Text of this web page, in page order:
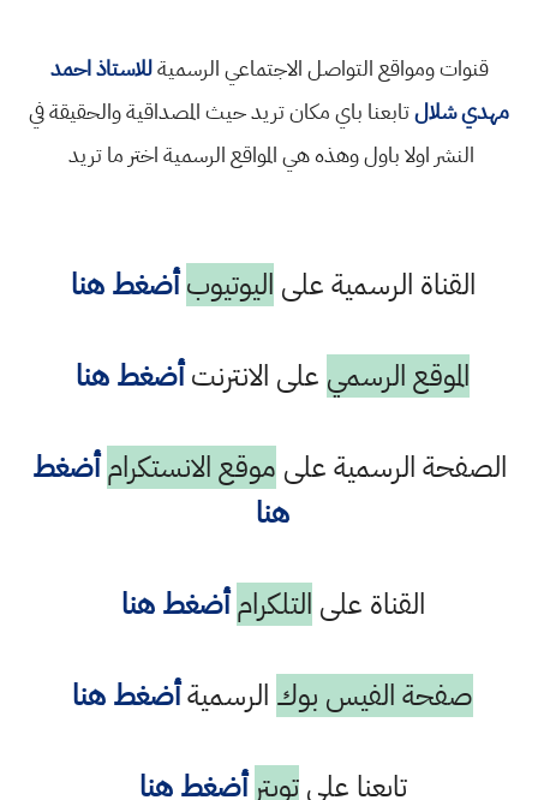
قنوات ومواقع التواصل الاجتماعي الرسميةللاستاذ احمد
مهدي شلالتابعنا باي مكان تريد حيث المصداقية والحقيقة في
النشر اولا باول وهذه هي المواقع الرسمية اختر ما تريد
القناة الرسمية على اليوتيوب أضغط هنا
الموقع الرسمي على الانترنتأضغط هنا
الصفحة الرسمية على موقع الانستكرام أضغط
هنا
القناة على التلكرام أضغط هنا
صفحة الفيس بوك الرسميةأضغط هنا
تابعنا علىتويتر أضغط هنا